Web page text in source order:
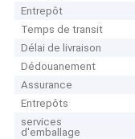
Entrepôt
Temps de transit
Délai de livraison
Dédouanement
Assurance
Entrepôts
services
d'emballage